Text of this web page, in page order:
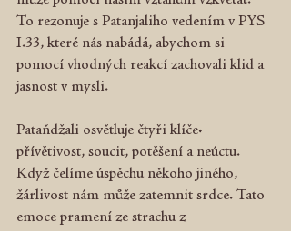
To rezonuje s Patanjaliho vedením v PYS
I.33, které nás nabádá, abychom si
pomocí vhodných reakcí zachovali klid a
jasnost v mysli.
Pataňdžali osvětluje čtyři klíče:
přívětivost, soucit, potěšení a neúctu.
Když čelíme úspěchu někoho jiného,
žárlivost nám může zatemnit srdce. Tato
emoce pramení ze strachu z